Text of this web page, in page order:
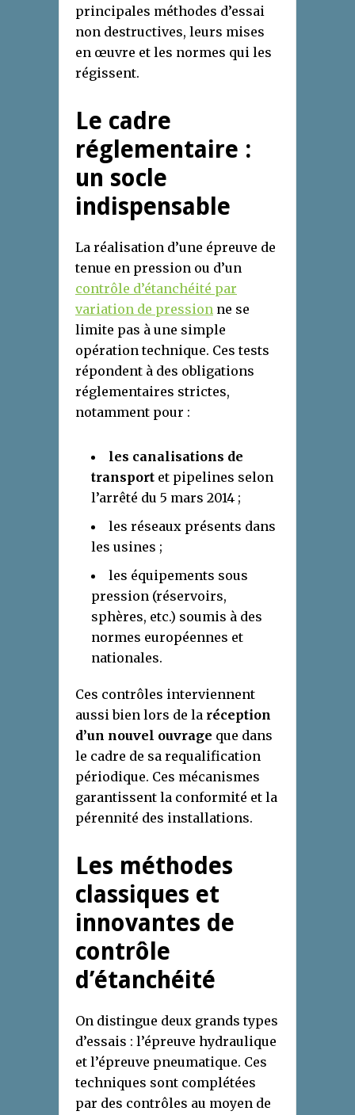
principales méthodes d’essai
non destructives, leurs mises
en œuvre et les normes qui les
régissent.
Le cadre
réglementaire :
un socle
indispensable
La réalisation d’une épreuve de
tenue en pression ou d’un
contrôle d’étanchéité par
variation de pression ne se
limite pas à une simple
opération technique. Ces tests
répondent à des obligations
réglementaires strictes,
notamment pour :
les canalisations de
transport et pipelines selon
l’arrêté du 5 mars 2014 ;
les réseaux présents dans
les usines ;
les équipements sous
pression (réservoirs,
sphères, etc.) soumis à des
normes européennes et
nationales.
Ces contrôles interviennent
aussi bien lors de la réception
d’un nouvel ouvrage que dans
le cadre de sa requalification
périodique. Ces mécanismes
garantissent la conformité et la
pérennité des installations.
Les méthodes
classiques et
innovantes de
contrôle
d’étanchéité
On distingue deux grands types
d’essais : l’épreuve hydraulique
et l’épreuve pneumatique. Ces
techniques sont complétées
par des contrôles au moyen de